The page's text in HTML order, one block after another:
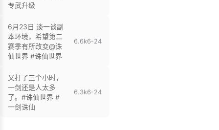
专武升级
6月23日 谈一谈副
本环境，希望第二
赛季有所改变@诛
仙世界 #诛仙世界
6.6k6-24
又打了三个小时，
一剑还是人太多
了。#诛仙世界 #
一剑诛仙
6.3k6-24